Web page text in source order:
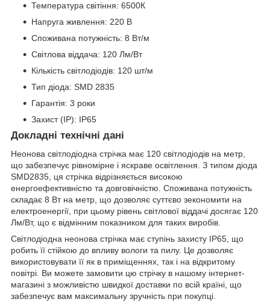
Температура світіння: 6500К
Напруга живлення: 220 В
Споживана потужність: 8 Вт/м
Світлова віддача: 120 Лм/Вт
Кількість світлодіодів: 120 шт/м
Тип діода: SMD 2835
Гарантія: 3 роки
Захист (IP): IP65
Докладні технічні дані
Неонова світлодіодна стрічка має 120 світлодіодів на метр,
що забезпечує рівномірне і яскраве освітлення. З типом діода
SMD2835, ця стрічка відрізняється високою
енергоефективністю та довговічністю. Споживана потужність
складає 8 Вт на метр, що дозволяє суттєво зекономити на
електроенергії, при цьому рівень світлової віддачі досягає 120
Лм/Вт, що є відмінним показником для таких виробів.
Світлодіодна неонова стрічка має ступінь захисту IP65, що
робить її стійкою до впливу вологи та пилу. Це дозволяє
використовувати її як в приміщеннях, так і на відкритому
повітрі. Ви можете замовити цю стрічку в нашому інтернет-
магазині з можливістю швидкої доставки по всій країні, що
забезпечує вам максимальну зручність при покупці.